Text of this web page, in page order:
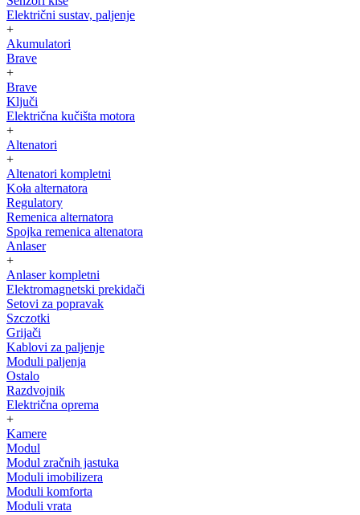
Električni sustav, paljenje
+
Akumulatori
Brave
+
Brave
Ključi
Električna kučišta motora
+
Altenatori
+
Altenatori kompletni
Koła alternatora
Regulatory
Remenica alternatora
Spojka remenica altenatora
Anlaser
+
Anlaser kompletni
Elektromagnetski prekidači
Setovi za popravak
Szczotki
Grijači
Kablovi za paljenje
Moduli paljenja
Ostalo
Razdvojnik
Električna oprema
+
Kamere
Modul
Modul zračnih jastuka
Moduli imobilizera
Moduli komforta
Moduli vrata